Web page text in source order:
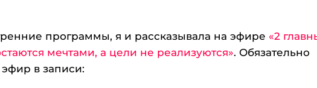
программы, я и рассказывала на эфире «2
мечтами, а цели не реализуются». Обязательно
в записи: